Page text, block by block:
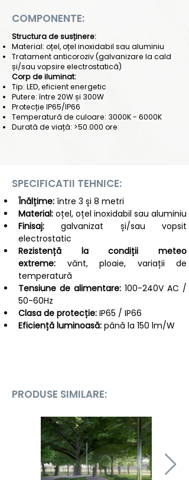
COMPONENTE:
Structura de susținere:
Material: oțel, oțel inoxidabil sau aluminiu
Tratament anticoroziv (galvanizare la cald
și/sau vopsire electrostatică)
Corp de iluminat:
Tip: LED, eficient energetic
Putere: între 20W și 300W
Protecție IP65/IP66
Temperatură de culoare: 3000K - 6000K
Durată de viață: >50.000 ore
SPECIFICATII TEHNICE:
Înălțime: între 3 și 8 metri
Material: oțel, oțel inoxidabil sau aluminiu
Finisaj: galvanizat și/sau vopsit
electrostatic
Rezistență la condiții meteo
extreme: vânt, ploaie, variații de
temperatură
Tensiune de alimentare: 100-240V AC /
50-60Hz
Clasa de protecție: IP65 / IP66
Eficiență luminoasă: până la 150 lm/W
PRODUSE SIMILARE: